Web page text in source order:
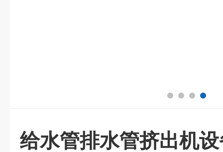
给水管排水管挤出机